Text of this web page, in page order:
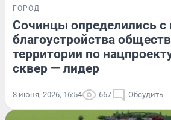
ГОРОД
Сочинцы определились с
благоустройства
территории по
сквер — лидер
8 июня, 2026, 16:54 667 Обсудить